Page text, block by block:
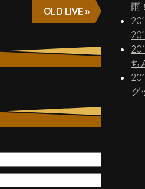
OLD LIVE »
雨！
グ